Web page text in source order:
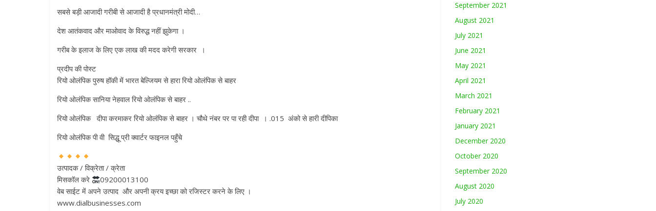
सबसे बड़ी आजादी गरीबी से आजादी है प्रधानमंत्री मोदी…
देश आतंकवाद और माओवाद के विरुद्ध नहीं झुकेगा ।
गरीब के इलाज के लिए एक लाख की मदद करेगी सरकार ।
प्रदीप की पोस्ट
रियो ओलंपिक पुरुष हॉकी में भारत बेल्जियम से हारा रियो ओलंपिक से बाहर
रियो ओलंपिक सानिया नेहवाल रियो ओलंपिक से बाहर ..
रियो ओलंपिक दीपा करमाकर रियो ओलंपिक से बाहर । चौथे नंबर पर पा रही दीपा । .015 अंको से हारी दीपिका
रियो ओलंपिक पी वी सिद्धू प्री क्वार्टर फाइनल पहुँचे
उत्पादक / विक्रेता / क्रेता
मिसकॉल करे
09200013100
वेब साईट में अपने उत्पाद और अपनी क्रय इच्छा को रजिस्टर करने के लिए ।
www.dialbusinesses.com
September 2021
August 2021
July 2021
June 2021
May 2021
April 2021
March 2021
February 2021
January 2021
December 2020
October 2020
September 2020
August 2020
July 2020